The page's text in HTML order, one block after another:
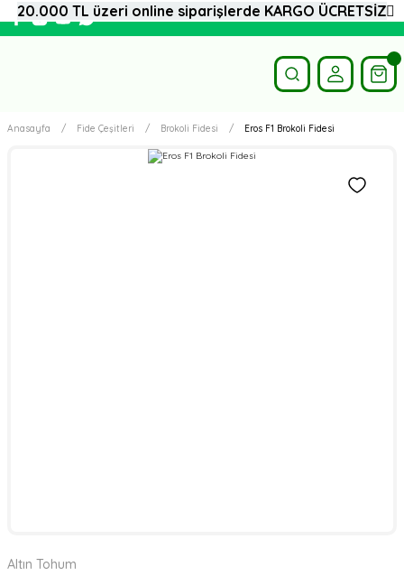
Anasayfa Fide Çeşitleri Brokoli Fidesi Eros F1 Brokoli Fidesi
Altın Tohum
20.000 TL üzeri online siparişlerde KARGO ÜCRETSİZ